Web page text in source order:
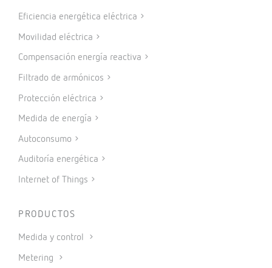
Eficiencia energética eléctrica
Movilidad eléctrica
Compensación energía reactiva
Filtrado de armónicos
Protección eléctrica
Medida de energía
Autoconsumo
Auditoría energética
Internet of Things
PRODUCTOS
Medida y control
Metering